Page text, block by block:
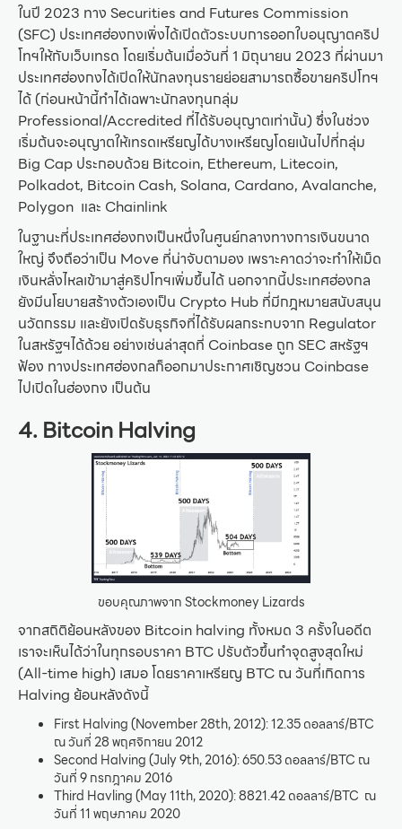
ในปี 2023 ทาง Securities and Futures Commission
(SFC) ประเทศฮ่องกงเพิ่งได้เปิดตัวระบบการออกใบอนุญาตคริป
โทฯให้กับเว็บเทรด โดยเริ่มต้นเมื่อวันที่ 1 มิถุนายน 2023 ที่ผ่านมา
ประเทศฮ่องกงได้เปิดให้นักลงทุนรายย่อยสามารถซื้อขายคริปโทฯ
ได้ (ก่อนหน้านี้ทำได้เฉพาะนักลงทุนกลุ่ม
Professional/Accredited ที่ได้รับอนุญาตเท่านั้น) ซึ่งในช่วง
เริ่มต้นจะอนุญาตให้เทรดเหรียญได้บางเหรียญโดยเน้นไปที่กลุ่ม
Big Cap ประกอบด้วย Bitcoin, Ethereum, Litecoin,
Polkadot, Bitcoin Cash, Solana, Cardano, Avalanche,
Polygon และ Chainlink
ในฐานะที่ประเทศฮ่องกงเป็นหนึ่งในศูนย์กลางทางการเงินขนาด
ใหญ่ จึงถือว่าเป็น Move ที่น่าจับตามอง เพราะคาดว่าจะทำให้เม็ด
เงินหลั่งไหลเข้ามาสู่คริปโทฯเพิ่มขึ้นได้ นอกจากนี้ประเทศฮ่องกล
ยังมีนโยบายสร้างตัวเองเป็น Crypto Hub ที่มีกฎหมายสนับสนุน
นวัตกรรม และยังเปิดรับธุรกิจที่ได้รับผลกระทบจาก Regulator
ในสหรัฐฯได้ด้วย อย่างเช่นล่าสุดที่ Coinbase ถูก SEC สหรัฐฯ
ฟ้อง ทางประเทศฮ่องกลก็ออกมาประกาศเชิญชวน Coinbase
ไปเปิดในฮ่องกง เป็นต้น
4. Bitcoin Halving
ขอบคุณภาพจาก Stockmoney Lizards
จากสถิติย้อนหลังของ Bitcoin halving ทั้งหมด 3 ครั้งในอดีต
เราจะเห็นได้ว่าในทุกรอบราคา BTC ปรับตัวขึ้นทำจุดสูงสุดใหม่
(All-time high) เสมอ โดยราคาเหรียญ BTC ณ วันที่เกิดการ
Halving ย้อนหลังดังนี้
First Halving (November 28th, 2012): 12.35 ดอลลาร์/BTC
ณ วันที่ 28 พฤศจิกายน 2012
Second Halving (July 9th, 2016): 650.53 ดอลลาร์/BTC ณ
วันที่ 9 กรกฎาคม 2016
Third Havling (May 11th, 2020): 8821.42 ดอลลาร์/BTC ณ
วันที่ 11 พฤษภาคม 2020